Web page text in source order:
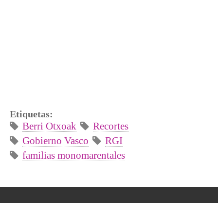
Etiquetas:
Berri Otxoak
Recortes
Gobierno Vasco
RGI
familias monomarentales